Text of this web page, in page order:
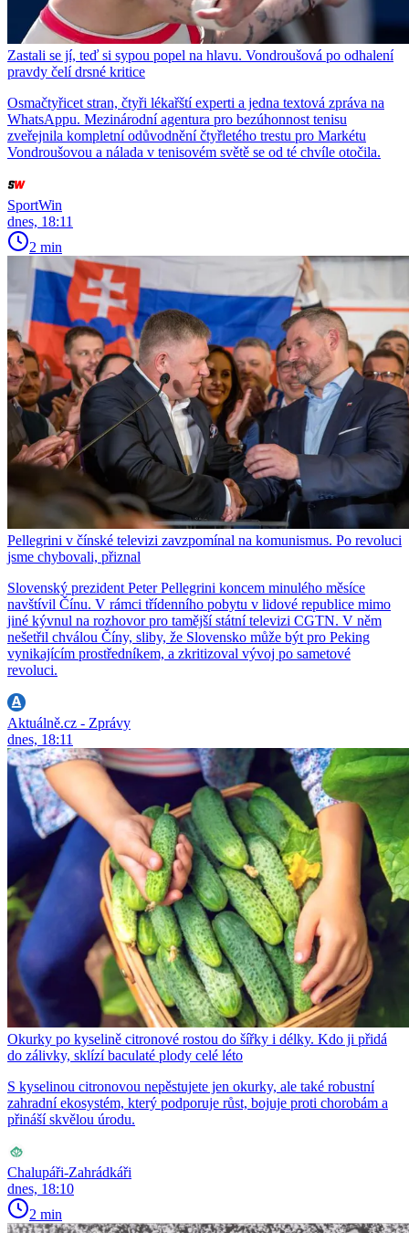
Zastali se jí, teď si sypou popel na hlavu. Vondroušová po odhalení
pravdy čelí drsné kritice
Osmačtyřicet stran, čtyři lékařští experti a jedna textová zpráva na
WhatsAppu. Mezinárodní agentura pro bezúhonnost tenisu
zveřejnila kompletní odůvodnění čtyřletého trestu pro Markétu
Vondroušovou a nálada v tenisovém světě se od té chvíle otočila.
SportWin
dnes, 18:11
2 min
Pellegrini v čínské televizi zavzpomínal na komunismus. Po revoluci
jsme chybovali, přiznal
Slovenský prezident Peter Pellegrini koncem minulého měsíce
navštívil Čínu. V rámci třídenního pobytu v lidové republice mimo
jiné kývnul na rozhovor pro tamější státní televizi CGTN. V něm
nešetřil chválou Číny, sliby, že Slovensko může být pro Peking
vynikajícím prostředníkem, a zkritizoval vývoj po sametové
revoluci.
Aktuálně.cz - Zprávy
dnes, 18:11
Okurky po kyselině citronové rostou do šířky i délky. Kdo ji přidá
do zálivky, sklízí baculaté plody celé léto
S kyselinou citronovou nepěstujete jen okurky, ale také robustní
zahradní ekosystém, který podporuje růst, bojuje proti chorobám a
přináší skvělou úrodu.
Chalupáři-Zahrádkáři
dnes, 18:10
2 min